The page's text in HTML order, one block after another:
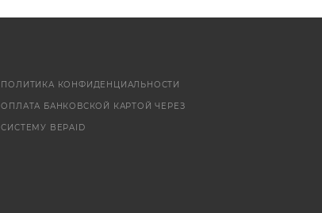
ПОЛИТИКА КОНФИДЕНЦИАЛЬНОСТИ
ОПЛАТА БАНКОВСКОЙ КАРТОЙ ЧЕРЕЗ
СИСТЕМУ BEPAID